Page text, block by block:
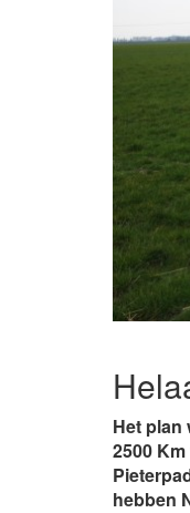
Het plan
2500
hebben